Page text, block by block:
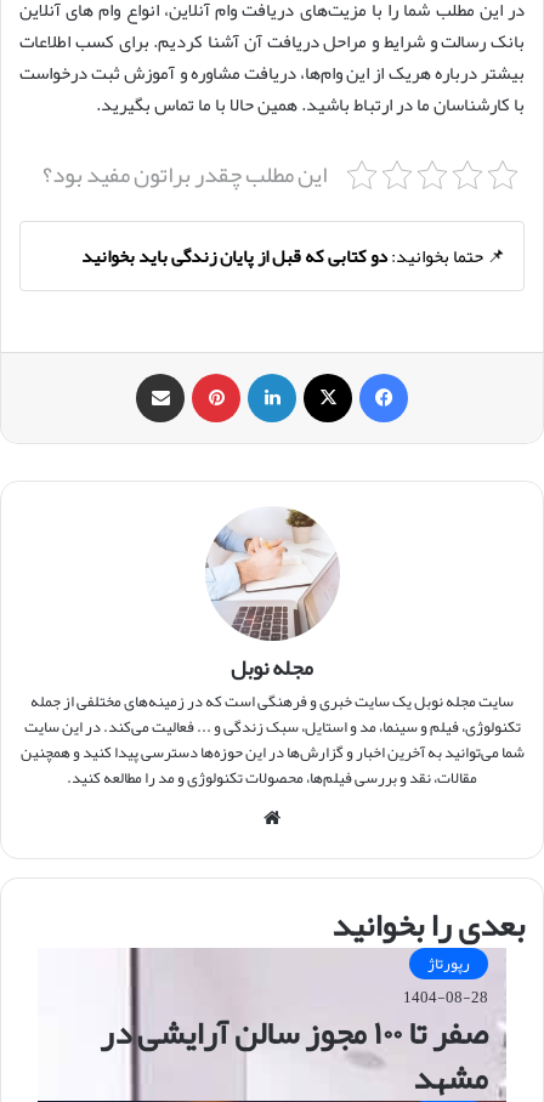
در این مطلب شما را با مزیت‌های دریافت وام آنلاین، انواع وام‌ های آنلاین
بانک رسالت و شرایط و مراحل دریافت آن آشنا کردیم. برای کسب اطلاعات
بیشتر درباره هریک از این وام‌ها، دریافت مشاوره و آموزش ثبت‌ درخواست
با کارشناسان ما در ارتباط باشید. همین حالا با ما تماس بگیرید.
این مطلب چقدر براتون مفید بود؟
📌 حتما بخوانید:دو کتابی که قبل از پایان زندگی باید بخوانید
فیس بوک ‫پین‌ترست
مجله نوبل
سایت مجله نوبل یک سایت خبری و فرهنگی است که در زمینه‌های مختلفی از جمله
تکنولوژی، فیلم و سینما، مد و استایل، سبک زندگی و ... فعالیت می‌کند. در این سایت
شما می‌توانید به آخرین اخبار و گزارش‌ها در این حوزه‌ها دسترسی پیدا کنید و همچنین
مقالات، نقد و بررسی فیلم‌ها، محصولات تکنولوژی و مد را مطالعه کنید.
بعدی را بخوانید
رپورتاژ
1404-08-28
صفر تا ۱۰۰ مجوز سالن آرایشی در
مشهد